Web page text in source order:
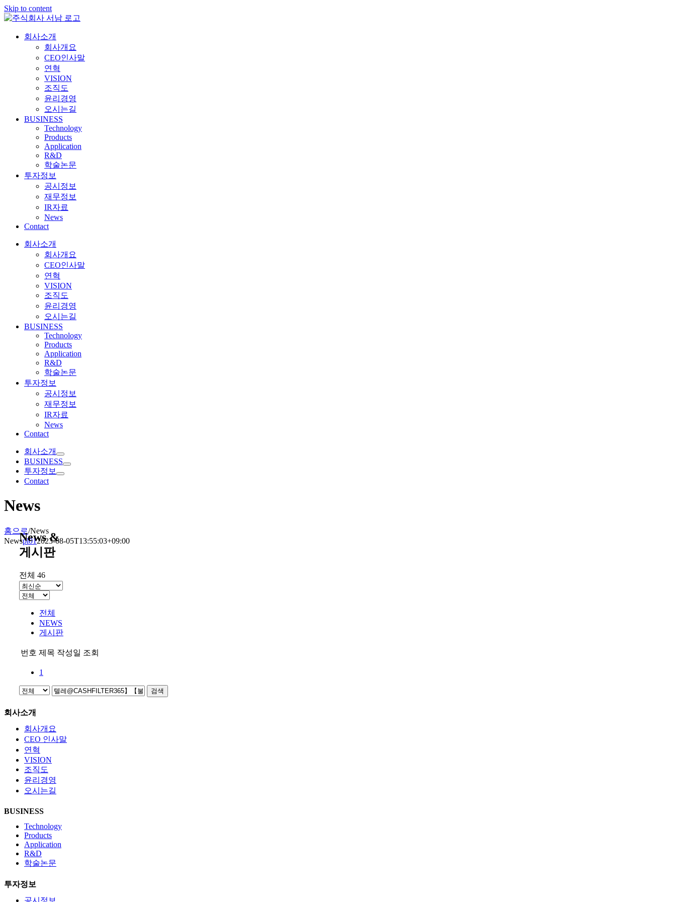
Skip to content
회사소개
회사개요
CEO인사말
연혁
VISION
조직도
윤리경영
오시는길
BUSINESS
Technology
Products
Application
R&D
학술논문
투자정보
공시정보
재무정보
IR자료
News
Contact
회사소개
회사개요
CEO인사말
연혁
VISION
조직도
윤리경영
오시는길
BUSINESS
Technology
Products
Application
R&D
학술논문
투자정보
공시정보
재무정보
IR자료
News
Contact
회사소개
BUSINESS
투자정보
Contact
News
홈으로/News
Newspl012023-08-05T13:55:03+09:00
News &
게시판
전체 46
전체
NEWS
게시판
번호 제목 작성일 조회
1
검색
회사소개
회사개요
CEO 인사말
연혁
VISION
조직도
윤리경영
오시는길
BUSINESS
Technology
Products
Application
R&D
학술논문
투자정보